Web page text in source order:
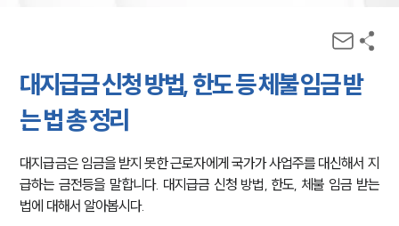
대지급금 신청 방법, 한도 등 체불 임금 받
는 법 총 정리
대지급금은 임금을 받지 못한 근로자에게 국가가 사업주를 대신해서 지
급하는 금전등을 말합니다. 대지급금 신청 방법, 한도, 체불 임금 받는
법에 대해서 알아봅시다.